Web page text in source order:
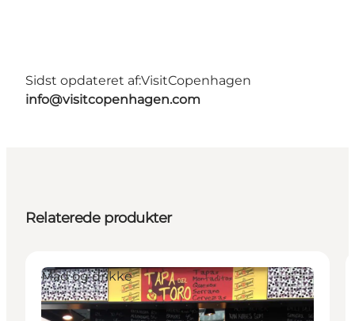
Sidst opdateret af:VisitCopenhagen
info@visitcopenhagen.com
Relaterede produkter
Mad og drikke